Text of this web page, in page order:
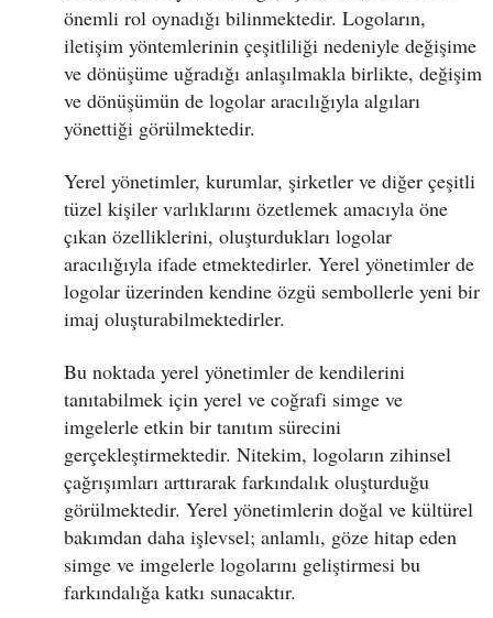
önemli rol oynadığı bilinmektedir. Logoların,
iletişim yöntemlerinin çeşitliliği nedeniyle değişime
ve dönüşüme uğradığı anlaşılmakla birlikte, değişim
ve dönüşümün de logolar aracılığıyla algıları
yönettiği görülmektedir.
Yerel yönetimler, kurumlar, şirketler ve diğer çeşitli
tüzel kişiler varlıklarını özetlemek amacıyla öne
çıkan özelliklerini, oluşturdukları logolar
aracılığıyla ifade etmektedirler. Yerel yönetimler de
logolar üzerinden kendine özgü sembollerle yeni bir
imaj oluşturabilmektedirler.
Bu noktada yerel yönetimler de kendilerini
tanıtabilmek için yerel ve coğrafi simge ve
imgelerle etkin bir tanıtım sürecini
gerçekleştirmektedir. Nitekim, logoların zihinsel
çağrışımları arttırarak farkındalık oluşturduğu
görülmektedir. Yerel yönetimlerin doğal ve kültürel
bakımdan daha işlevsel; anlamlı, göze hitap eden
simge ve imgelerle logolarını geliştirmesi bu
farkındalığa katkı sunacaktır.